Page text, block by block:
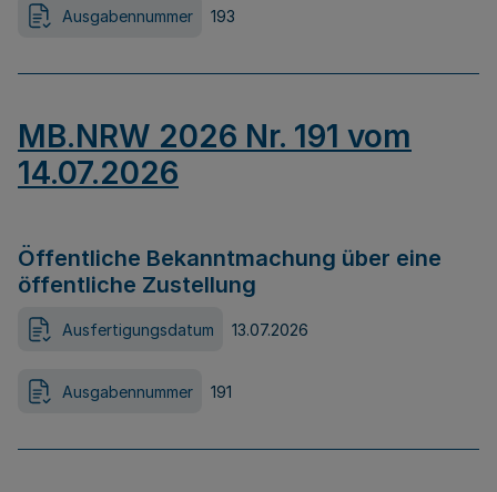
Ausgabennummer 193
MB.NRW 2026 Nr. 191 vom
14.07.2026
Öffentliche Bekanntmachung über eine
öffentliche Zustellung
Ausfertigungsdatum 13.07.2026
Ausgabennummer 191